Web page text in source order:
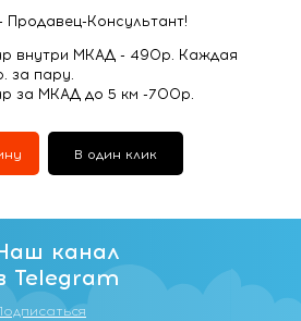
Продавец-Консультант!
внутри МКАД - 490р. Каждая
за пару.
за МКАД до 5 км -700р.
В один клик
канал
Telegram